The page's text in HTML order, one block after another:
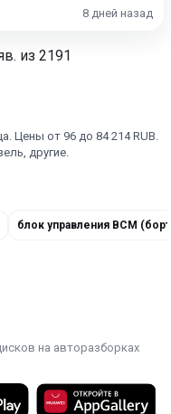
8 дней назад
из 2191
Цены от 96 до 84 214 RUB.
другие.
на авторазборках